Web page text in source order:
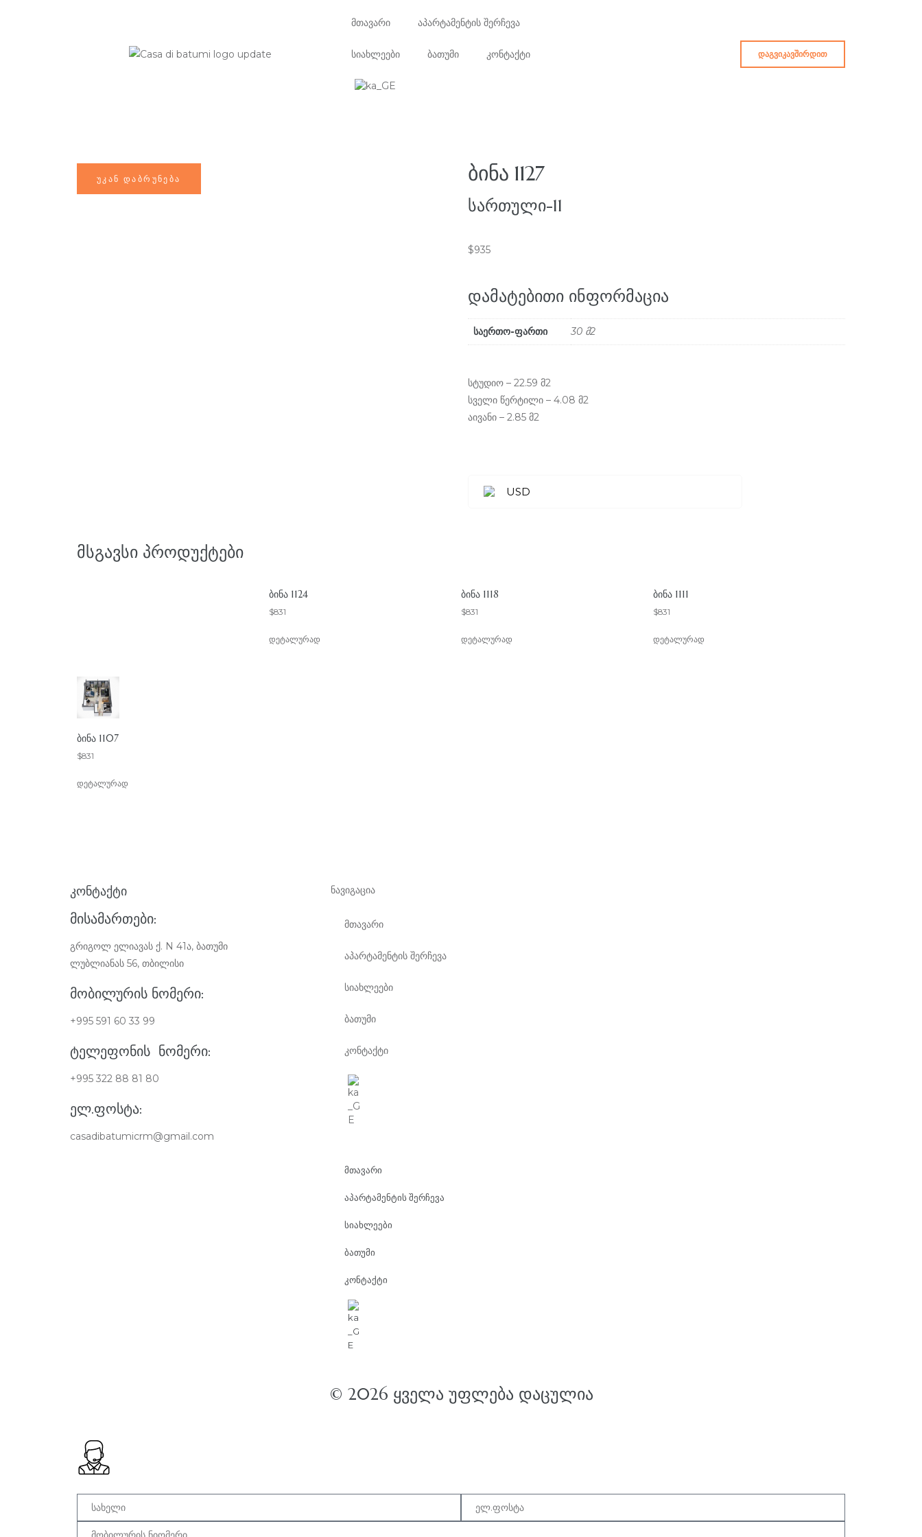
მთავარი აპარტამენტის შერჩევა
სიახლეები ბათუმი კონტაქტი ᲓᲐᲒᲕᲘᲙᲐᲕᲨᲘᲠᲓᲘᲗ
ᲑᲘᲜᲐ 1127
ᲡᲐᲠᲗᲣᲚᲘ-11
$935
ᲓᲐᲛᲐᲢᲔᲑᲘᲗᲘ ᲘᲜᲤᲝᲠᲛᲐᲪᲘᲐ
საერთო-ფართი 30 მ2
სტუდიო – 22.59 მ2
სველი წერტილი – 4.08 მ2
აივანი – 2.85 მ2
USD
ᲛᲡᲒᲐᲕᲡᲘ ᲞᲠᲝᲓᲣᲥᲢᲔᲑᲘ
ᲑᲘᲜᲐ 1124
$831
დეტალურად
ᲑᲘᲜᲐ 1118
$831
დეტალურად
ᲑᲘᲜᲐ 1111
$831
დეტალურად
ᲑᲘᲜᲐ 1107
$831
დეტალურად
ᲙᲝᲜᲢᲐᲥᲢᲘ
ᲛᲘᲡᲐᲛᲐᲠᲗᲔᲑᲘ:
გრიგოლ ელიავას ქ. N 41ა, ბათუმი
ლუბლიანას 56, თბილისი
ᲛᲝᲑᲘᲚᲣᲠᲘᲡ ᲜᲝᲛᲔᲠᲘ:
+995 591 60 33 99
ᲢᲔᲚᲔᲤᲝᲜᲘᲡ ᲜᲝᲛᲔᲠᲘ:
+995 322 88 81 80
ᲔᲚ.ᲤᲝᲡᲢᲐ:
casadibatumicrm@gmail.com
ნავიგაცია
მთავარი
აპარტამენტის შერჩევა
სიახლეები
ბათუმი
კონტაქტი
მთავარი
აპარტამენტის შერჩევა
სიახლეები
ბათუმი
კონტაქტი
© 2026 ᲧᲕᲔᲚᲐ ᲣᲤᲚᲔᲑᲐ ᲓᲐᲪᲣᲚᲘᲐ